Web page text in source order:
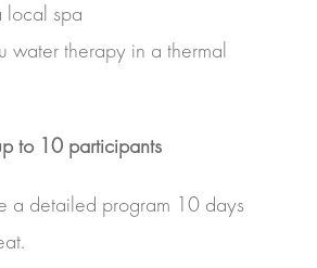
local spa
water therapy in a thermal
to 10 participants
a detailed program 10 days